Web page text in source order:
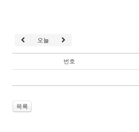
오늘
번호
목록